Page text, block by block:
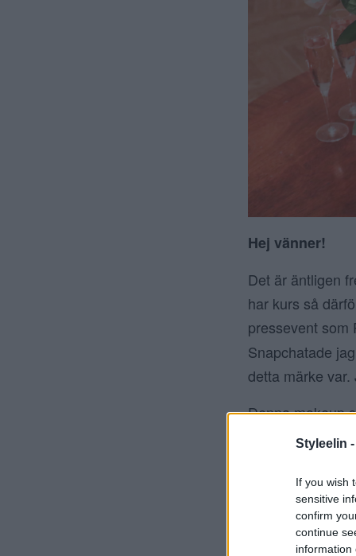
Styleelin
If you wish
sensitive
confirm
continue
information
Hej vänner!
Det är äntligen
har kurs så
pressevent
Snapchatade
detta märke
Denna makeup
makeup som
om vad det är